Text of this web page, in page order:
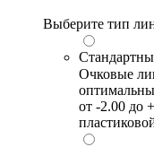
Выберите тип
Очковые
от -2.00 до